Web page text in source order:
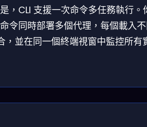
，CLI 支援一次命令多任務執行。
令同時部署多個代理，每個載入
，並在同一個終端視窗中監控所有